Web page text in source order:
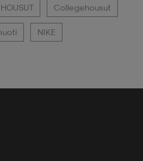
Collegehousut
NIKE